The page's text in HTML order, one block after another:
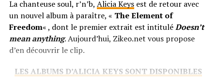
La chanteuse soul, r’n’b, Alicia Keysest de retour avec
un nouvel album à paraître, « The Element of
Freedom« , dont le premier extrait est intituléDoesn’t
mean anything. Aujourd’hui, Zikeo.net vous propose
d’en découvrir le clip.
LES ALBUMS D’ALICIA KEYS SONT DISPONIBLES